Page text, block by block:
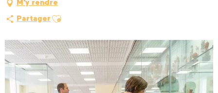
M'y rendre
Partager Ajouter aux favoris